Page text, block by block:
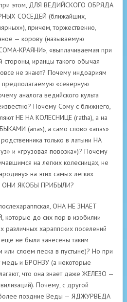
при этом, ДЛЯ ВЕДИЙСКОГО ОБРЯДА
СОСЕДЕЙ (ближайших,
причем, торжественно,
— корову (называемую
КРАЯНИ», «выплачиваемая при
иранцы такого обычая
не знают? Почему индоариям
предполагаемую «северную
аналога ведийского культа
Почему Сому с ближнего,
НЕ НА КОЛЕСНИЦЕ (ratha), а на
(anas), а само слово «anas»
только в латыни НА
и «грузовая повозка»)? Почему
на легких колесницах, не
на этих самых легких
ОНИ ЯКОБЫ ПРИБЫЛИ?
ОНА НЕ ЗНАЕТ
до сих пор в изобилии
различных хараппских поселений
еще не были занесены таким
или слоем песка в пустыне)? Но при
медь и БРОНЗУ (а некоторые
что она знает даже ЖЕЛЕЗО —
Почему, с другой
поздние Веды — ЯДЖУРВЕДА